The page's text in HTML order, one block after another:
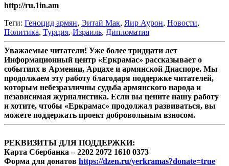
http://ru.1in.am
Теги: Геноцид армян, Эитай Мак, Яир Аурон, Новости,
Политика, Турция, Израиль, Дипломатия
Уважаемые читатели! Уже более тридцати лет
Информационный центр «Еркрамас» рассказывает о
событиях в Армении, Арцахе и армянской Диаспоре. Мы
продолжаем эту работу благодаря поддержке читателей,
которым небезразличны судьба армянского народа и
независимая журналистика. Если вы цените нашу работу
и хотите, чтобы «Еркрамас» продолжал развиваться, вы
можете поддержать проект добровольным взносом.
РЕКВИЗИТЫ ДЛЯ ПОДДЕРЖКИ:
Карта Сбербанка – 2202 2072 1610 0373
Форма для донатов https://dzen.ru/yerkramas?donate=true